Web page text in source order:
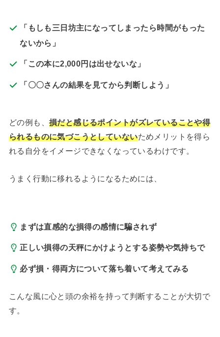
「もしも三日坊主になってしまったら時間がもった
ないから」
「この本に2,000円は出せないな」
「〇〇さんの結果を見てから判断しよう」
どの例も、 損だと感じるポイントがズレていることや得
られるものに気づこうとしていないためメリットを得ら
れる自分をイメージできなくなっているわけです。
うまく行動に移れるようになるためには、
まずは直感的な損得の感情に騙されず
正しい損得の天秤にかけようとする姿勢や気持ちで
必ず損・得両方について落ち着いて考えてみる
こんな風に心と頭の余裕を持って判断することが大切で
す。